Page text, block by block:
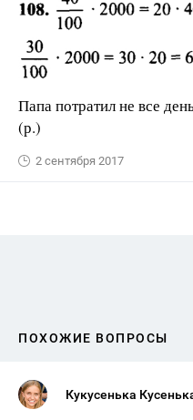
Папа потратил не все
(р.)
2 сентября 2017
ПОХОЖИЕ ВОПРОСЫ
Кукусенька